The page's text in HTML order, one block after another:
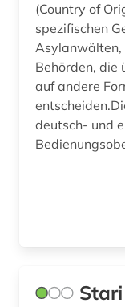
(Country of
spezifischen
Asylanwälten,
Behörden, die
auf andere
deutsch- und